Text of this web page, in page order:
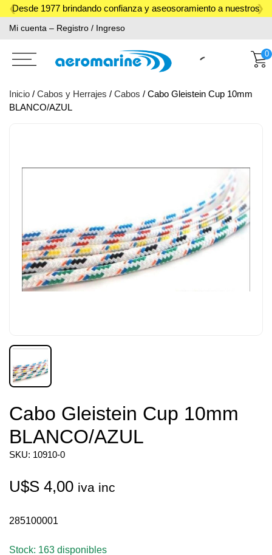
SkipDesde 1977 brindando confianza y aseosoramiento a nuestros
clientes.
Mi cuenta – Registro / Ingreso
0
Inicio / Cabos y Herrajes / Cabos / Cabo Gleistein Cup 10mm
BLANCO/AZUL
Cabo Gleistein Cup 10mm
BLANCO/AZUL
SKU: 10910-0
U$S 4,00 iva inc
285100001
Stock: 163 disponibles